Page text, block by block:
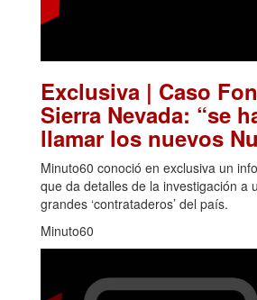
Exclusiva | Caso
Sierra Nevada: “se
llamar los nuevos
Minuto60 conoció en exclusiva un
que da detalles de la investigación a
grandes ‘contrataderos’ del país.
Minuto60